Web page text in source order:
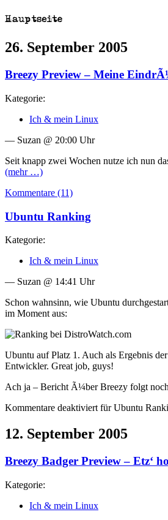
26. September 2005
Breezy Preview – Meine
Kategorie:
Ich & mein Linux
— Suzan @ 20:00 Uhr
Seit knapp zwei Wochen nutze ich nun
(mehr …)
Kommentare (11)
Ubuntu Ranking
Kategorie:
Ich & mein Linux
— Suzan @ 14:41 Uhr
Schon wahnsinn, wie Ubuntu
im Moment aus:
Ubuntu auf Platz 1. Auch als Ergebnis
Entwickler. Great job, guys!
Ach ja – Bericht Ã¼ber Breezy folgt
Kommentare deaktiviertfür Ubuntu
12. September 2005
Breezy Badger Preview – Etz‘
Kategorie:
Ich & mein Linux